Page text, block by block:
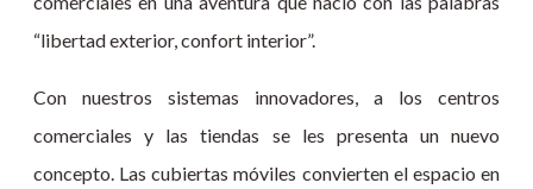
“libertad exterior, confort interior”.
Con nuestros sistemas innovadores, a los centros
comerciales y las tiendas se les presenta un nuevo
concepto. Las cubiertas móviles convierten el espacio en